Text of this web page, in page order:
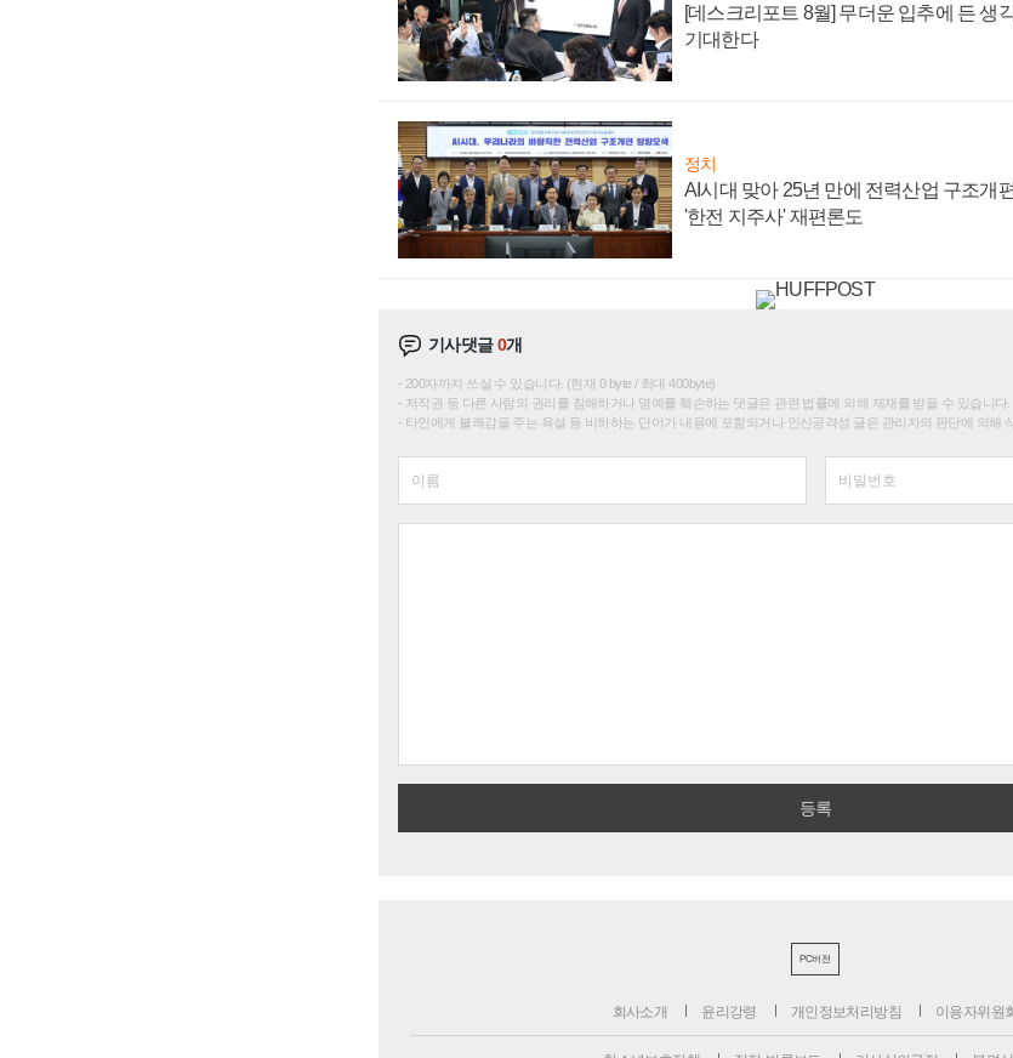
[데스크리포트 8월] 무더운 입추에 든 생
기대한다
정치
AI시대 맞아 25년 만에 전력산업 구조개
'한전 지주사' 재편론도
기사댓글0개
200자까지 쓰실 수 있습니다. (현재 0 byte / 최대 400byte)
저작권 등 다른 사람의 권리를 침해하거나 명예를 훼손하는 댓글은 관련 법률에 의해 제재를 받을 수 있습니다.
타인에게 불쾌감을 주는 욕설 등 비하하는 단어가 내용에 포함되거나 인신공격성 글은 관리자의 판단에 의해
PC버전
회사소개 윤리강령 개인정보처리방침 이용자위원